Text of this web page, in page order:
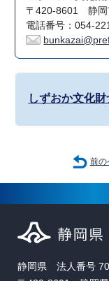
〒420-8601 静岡
電話番号：054-
しずおか文化
前の
静岡県 法人番号